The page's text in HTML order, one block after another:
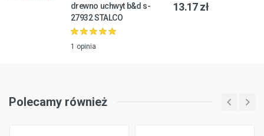
drewno uchwyt b&d s-
27932 STALCO
1 opinia
13.17 zł
Polecamy również